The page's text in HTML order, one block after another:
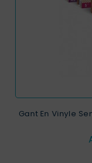
Gant En Vinyle